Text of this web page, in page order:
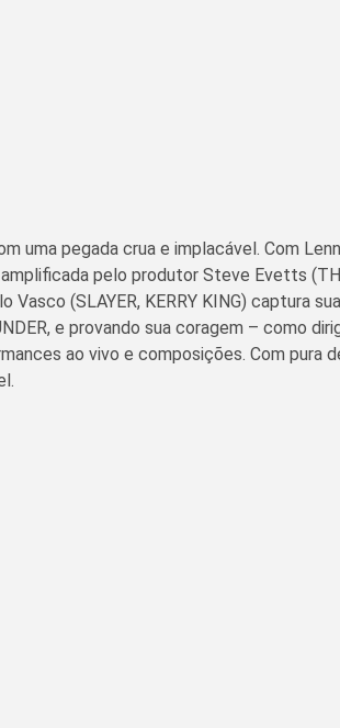
uma pegada crua e implacável. Com
pelo produtor Steve Evetts
(SLAYER, KERRY KING) captura
e provando sua coragem – como
ao vivo e composições. Com pura